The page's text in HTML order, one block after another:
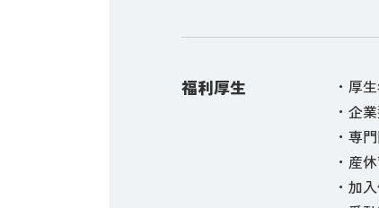
福利厚生
・厚
・企
・専
・産
・加